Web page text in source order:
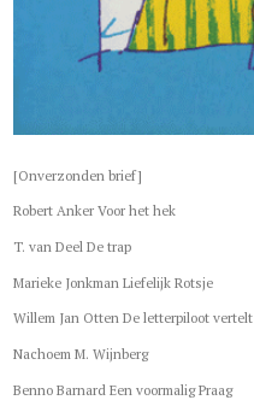
[Onverzonden brief]
Robert Anker Voor het hek
T. van Deel De trap
Marieke Jonkman Liefelijk Rotsje
Willem Jan Otten De letterpiloot vertelt
Nachoem M. Wijnberg
Benno Barnard Een voormalig Praag